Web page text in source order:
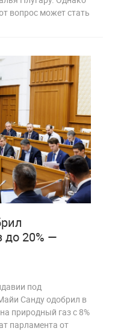
вопрос может стать
20% —
под
Санду одобрил в
природный газ с 8%
парламента от